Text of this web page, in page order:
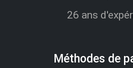
26 ans
Méthodes de